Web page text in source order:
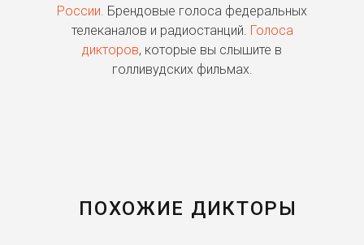
России. Брендовые голоса федеральных
телеканалов и радиостанций. Голоса
дикторов, которые вы слышите в
голливудских фильмах.
ПОХОЖИЕ ДИКТОРЫ